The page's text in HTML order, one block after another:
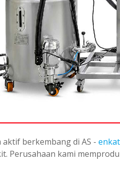
berkembang di AS -
Perusahaan kami